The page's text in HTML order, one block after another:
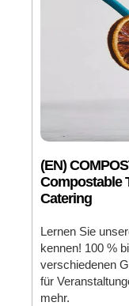
(EN)
Compostable
Catering
Lernen Sie
kennen! 100 %
verschiedenen
für
mehr.